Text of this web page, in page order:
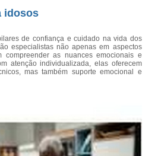
idosos
de confiança e cuidado na vida dos
especialistas não apenas em aspectos
compreender as nuances emocionais e
atenção individualizada, elas oferecem
mas também suporte emocional e